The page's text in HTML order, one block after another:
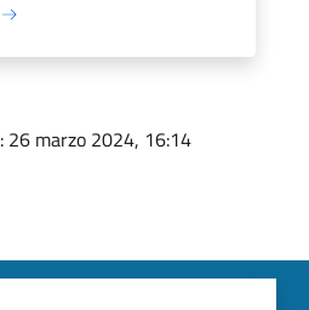
: 26 marzo 2024, 16:14